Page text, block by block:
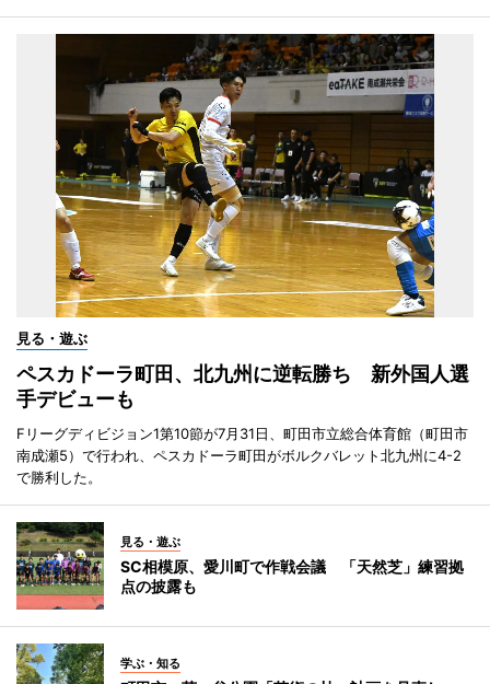
見る・遊ぶ
ペスカドーラ町田、北九州に逆転勝ち 新外国人選
手デビューも
Fリーグディビジョン1第10節が7月31日、町田市立総合体育館（町田市
南成瀬5）で行われ、ペスカドーラ町田がボルクバレット北九州に4-2
で勝利した。
見る・遊ぶ
SC相模原、愛川町で作戦会議 「天然芝」練習拠
点の披露も
学ぶ・知る